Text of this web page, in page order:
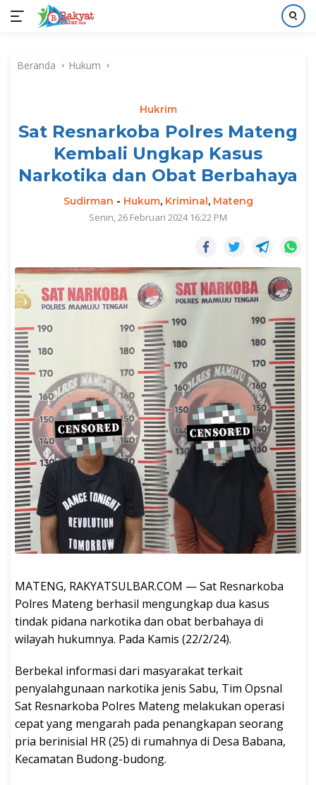
kontenBeranda Hukum
Hukrim
Sat Resnarkoba Polres Mateng
Kembali Ungkap Kasus
Narkotika dan Obat Berbahaya
Sudirman - Hukum, Kriminal, Mateng
Senin, 26 Februari 2024 16:22 PM
MATENG, RAKYATSULBAR.COM — Sat Resnarkoba
Polres Mateng berhasil mengungkap dua kasus
tindak pidana narkotika dan obat berbahaya di
wilayah hukumnya. Pada Kamis (22/2/24).
Berbekal informasi dari masyarakat terkait
penyalahgunaan narkotika jenis Sabu, Tim Opsnal
Sat Resnarkoba Polres Mateng melakukan operasi
cepat yang mengarah pada penangkapan seorang
pria berinisial HR (25) di rumahnya di Desa Babana,
Kecamatan Budong-budong.